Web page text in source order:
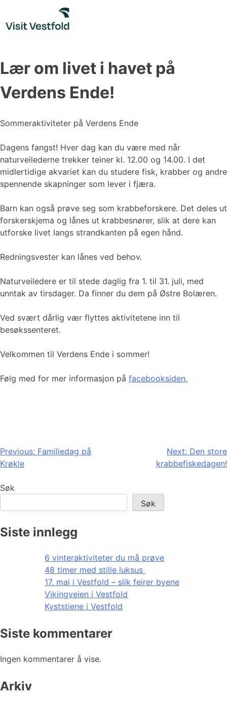
content
Lær om livet i havet på
Verdens Ende!
Sommeraktiviteter på Verdens Ende
Dagens fangst! Hver dag kan du være med når
naturveilederne trekker teiner kl. 12.00 og 14.00. I det
midlertidige akvariet kan du studere fisk, krabber og andre
spennende skapninger som lever i fjæra.
Barn kan også prøve seg som krabbeforskere. Det deles ut
forskerskjema og lånes ut krabbesnører, slik at dere kan
utforske livet langs strandkanten på egen hånd.
Redningsvester kan lånes ved behov.
Naturveiledere er til stede daglig fra 1. til 31. juli, med
unntak av tirsdager. Da finner du dem på Østre Bolæren.
Ved svært dårlig vær flyttes aktivitetene inn til
besøkssenteret.
Velkommen til Verdens Ende i sommer!
Følg med for mer informasjon på facebooksiden.
Innleggsnavigasjon
Previous: Familiedag på
Krøkle
Next: Den store
krabbefiskedagen!
Søk
Søk
Siste innlegg
6 vinteraktiviteter du må prøve
48 timer med stille luksus
17. mai i Vestfold – slik feirer byene
Vikingveien i Vestfold
Kyststiene i Vestfold
Siste kommentarer
Ingen kommentarer å vise.
Arkiv